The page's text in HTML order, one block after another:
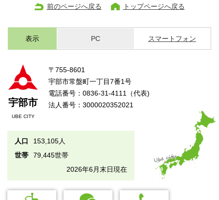
前のページへ戻る トップページへ戻る
表示 PC スマートフォン
宇部市
UBE CITY
〒755-8601
宇部市常盤町一丁目7番1号
電話番号：0836-31-4111（代表)
法人番号：3000020352021
人口
153,105人
世帯
79,445世帯
2026年6月末日現在